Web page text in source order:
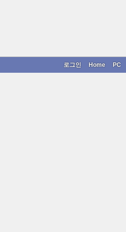
PC
Home
로그인